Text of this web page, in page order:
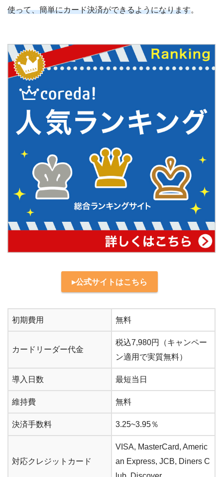
使って、簡単にカード決済ができるようになります。
▸公式サイトはこちら
初期費用 無料
カードリーダー代金
税込7,980円（キャンペー
ン適用で実質無料）
導入日数 最短当日
維持費 無料
決済手数料 3.25~3.95％
対応クレジットカード
VISA, MasterCard, Americ
an Express, JCB, Diners C